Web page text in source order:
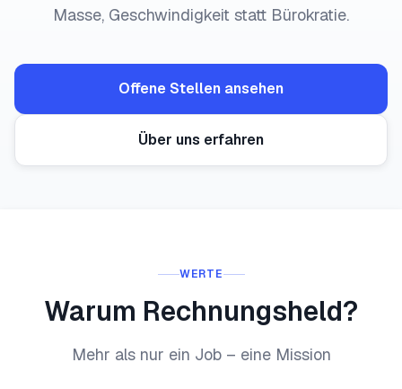
Masse, Geschwindigkeit statt Bürokratie.
Offene Stellen ansehen
Über uns erfahren
WERTE
Warum Rechnungsheld?
Mehr als nur ein Job – eine Mission